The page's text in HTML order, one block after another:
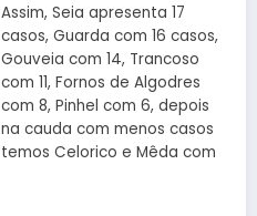
Assim, Seia apresenta 17
casos, Guarda com 16 casos,
Gouveia com 14, Trancoso
com 11, Fornos de Algodres
com 8, Pinhel com 6, depois
na cauda com menos casos
temos Celorico e Mêda com